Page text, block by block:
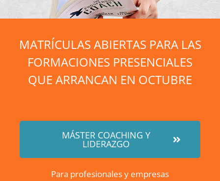
MATRÍCULAS ABIERTAS PARA LAS
FORMACIONES PRESENCIALES
QUE ARRANCAN EN OCTUBRE
MÁSTER COACHING Y
LIDERAZGO
Para profesionales y empresas